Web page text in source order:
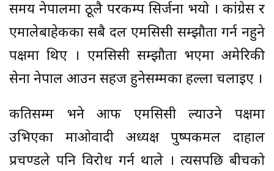
समय नेपालमा ठूलै परकम्प सिर्जना भयो । कांग्रेस र
एमालेबाहेकका सबै दल एमसिसी सम्झौता गर्न नहुने
पक्षमा थिए । एमसिसी सम्झौता भएमा अमेरिकी
सेना नेपाल आउन सहज हुनेसम्मका हल्ला चलाइए ।
कतिसम्म भने आफैं एमसिसी ल्याउने पक्षमा
उभिएका माओवादी अध्यक्ष पुष्पकमल दाहाल
प्रचण्डले पनि विरोध गर्न थाले । त्यसपछि बीचको